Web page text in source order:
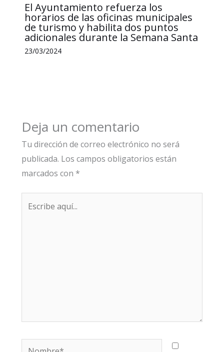
El Ayuntamiento refuerza los
horarios de las oficinas municipales
de turismo y habilita dos puntos
adicionales durante la Semana Santa
23/03/2024
Deja un comentario
Tu dirección de correo electrónico no será
publicada. Los campos obligatorios están
marcados con *
Nombre*